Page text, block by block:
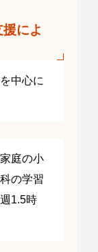
によ
中心に
庭の小
の学習
1.5時